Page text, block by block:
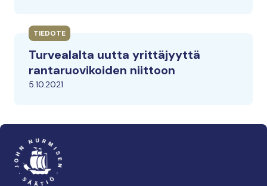
TIEDOTE
Turvealalta uutta yrittäjyyttä
rantaruovikoiden niittoon
5.10.2021